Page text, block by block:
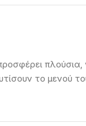
το μενού